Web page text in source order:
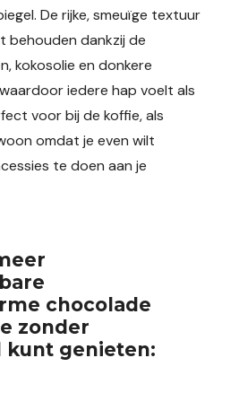
De rijke, smeuïge textuur
behouden dankzij de
kokosolie en donkere
iedere hap voelt als
voor bij de koffie, als
omdat je even wilt
te doen aan je
chocolade
zonder
kunt genieten: